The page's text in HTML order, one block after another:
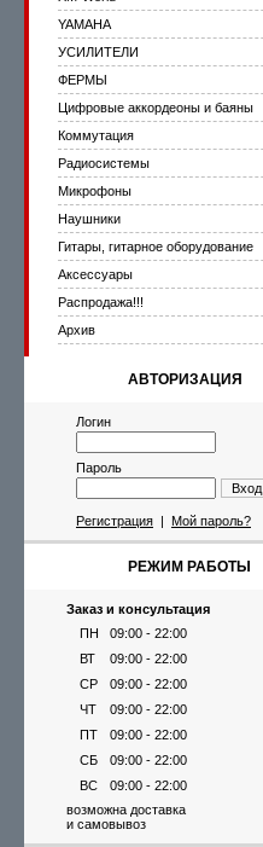
YAMAHA
УСИЛИТЕЛИ
ФЕРМЫ
Цифровые аккордеоны и баяны
Коммутация
Радиосистемы
Микрофоны
Наушники
Гитары, гитарное оборудование
Аксессуары
Распродажа!!!
Архив
АВТОРИЗАЦИЯ
Логин
Пароль
Вход
Регистрация | Мой пароль?
РЕЖИМ РАБОТЫ
Заказ и консультация
ПН
09:00 - 22:00
ВТ
09:00 - 22:00
СР
09:00 - 22:00
ЧТ
09:00 - 22:00
ПТ
09:00 - 22:00
СБ
09:00 - 22:00
ВС
09:00 - 22:00
возможна доставка
и самовывоз